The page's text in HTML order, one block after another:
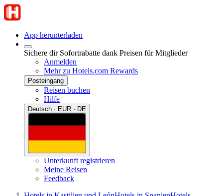
App herunterladen
Sichere dir Sofortrabatte dank Preisen für Mitglieder
Anmelden
Mehr zu Hotels.com Rewards
Posteingang
Reisen buchen
Hilfe
Deutsch · EUR · DE
Unterkunft registrieren
Meine Reisen
Feedback